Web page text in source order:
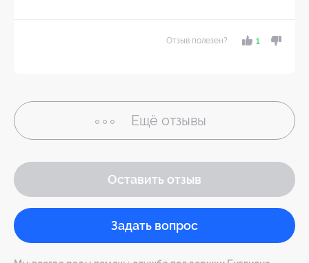
Отзыв полезен? 1
Ещё отзывы
Оставить отзыв
Задать вопрос